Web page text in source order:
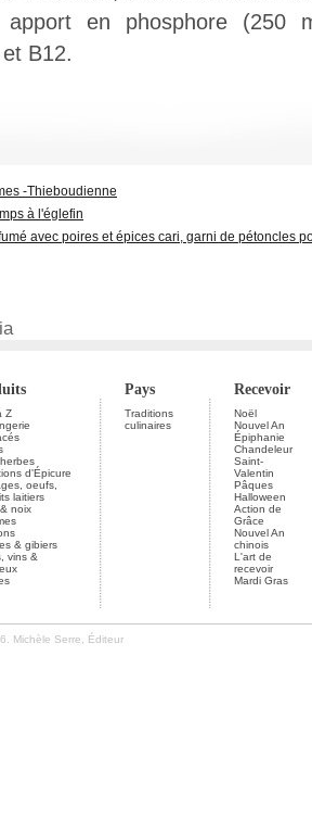
apport en phosphore (250
B12.
-Thieboudienne
à l'églefin
avec poires et épices cari, garni de pétoncles
Pays Recevoir
Z
d'Épicure
oeufs,
laitiers
noix
& gibiers
vins &
Traditions
culinaires
Noël
Nouvel An
Épiphanie
Chandeleur
Saint-
Valentin
Pâques
Halloween
Action de
Grâce
Nouvel An
chinois
L'art de
recevoir
Mardi Gras
Michèle Serre, Éditeur